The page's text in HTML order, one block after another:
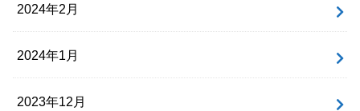
2024年2月
2024年1月
2023年12月